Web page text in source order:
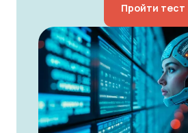
Пройти тест